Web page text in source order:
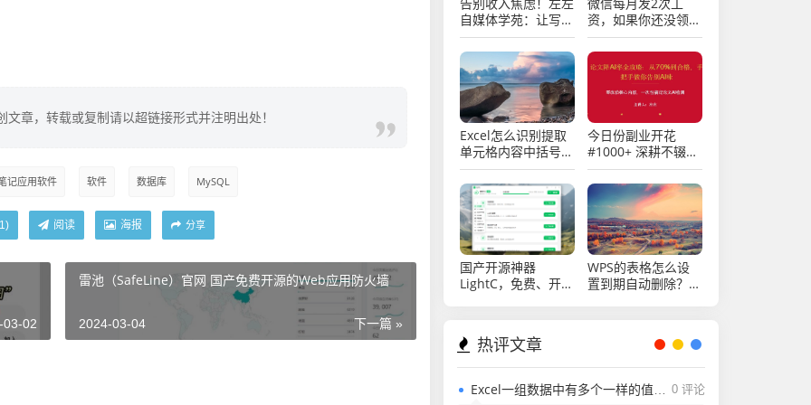
文章，转载或复制请以超链接形式并注明出处！
记应用软件 软件 数据库 MySQL
1) 阅读 海报 分享
03-02
雷池（SafeLine）官网 国产免费开源的Web应用防火墙
下一篇 »
2024-03-04
自媒体学苑：让写作
成为你的终身“睡后
收益”引擎
资，如果你还没领
取，还不快来看看
Excel怎么识别提取
单元格内容中括号内
的字符？
今日份副业开花
#1000+ 深耕不辍，
微光成炬。
国产开源神器
LightC，免费、开
WPS的表格怎么设
置到期自动删除？
热评文章
0 评论
Excel一组数据中有多个一样的值，用rank函数排名怎么能排出不一样的值？